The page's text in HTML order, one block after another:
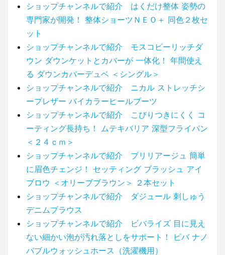
ショップチャンネルで紹介 はくだけ整体 姿勢の
専門家が開発！ 整体ショーツＮＥＯ＋ 同色２枚セ
ット
ショップチャンネルで紹介 モスコビーリッチダ
ウン ダウンケットとカバーが 一体化！ 年間使え
る ダウンカバーデュベ ＜シングル＞
ショップチャンネルで紹介 ニカル ストレッチシ
ープレザー バイカラーヒールブーツ
ショップチャンネルで紹介 こびりつきにくく コ
ーティング長持ち！ ムテキバリア 深型フライパン
＜２４ｃｍ＞
ショップチャンネルで紹介 ブリリアージュ 簡単
に眉色チェンジ！ セッティング ブラッシュ アイ
ブロウ ＜オリーブブラウン＞ ２本セット
ショップチャンネルで紹介 ダジュール 刺しゅう
デニムブラウス
ショップチャンネルで紹介 ビバライズ 目に見え
ない細かい泡が汚れ落としをサポート！ ビバ ナノ
バブルウォッシュホース（洗濯機用）